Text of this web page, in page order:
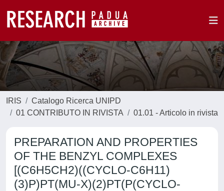
IRIS
Catalogo Ricerca UNIPD
01 CONTRIBUTO IN RIVISTA
01.01 - Articolo in rivista
PREPARATION AND PROPERTIES
OF THE BENZYL COMPLEXES
[(C6H5CH2)((CYCLO-C6H11)
(3)P)PT(MU-X)(2)PT(P(CYCLO-